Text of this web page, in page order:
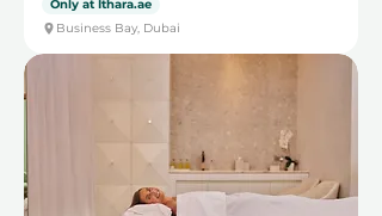
Only at Ithara.ae
Business Bay, Dubai